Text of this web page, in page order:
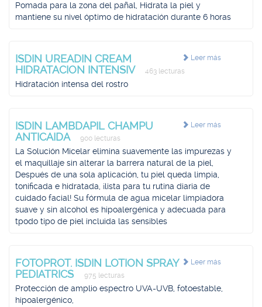
Pomada para la zona del pañal, Hidrata la piel y
mantiene su nivel óptimo de hidratación durante 6 horas
Leer más
ISDIN UREADIN CREAM
HIDRATACION INTENSIV
463 lecturas
Hidratación intensa del rostro
Leer más
ISDIN LAMBDAPIL CHAMPU
ANTICAIDA
900 lecturas
La Solución Micelar elimina suavemente las impurezas y
el maquillaje sin alterar la barrera natural de la piel,
Después de una sola aplicación, tu piel queda limpia,
tonificada e hidratada, ¡lista para tu rutina diaria de
cuidado facial! Su fórmula de agua micelar limpiadora
suave y sin alcohol es hipoalergénica y adecuada para
tpodo tipo de piel incluida las sensibles
Leer más
FOTOPROT. ISDIN LOTION SPRAY
PEDIATRICS
975 lecturas
Protección de amplio espectro UVA-UVB, fotoestable,
hipoalergénico,